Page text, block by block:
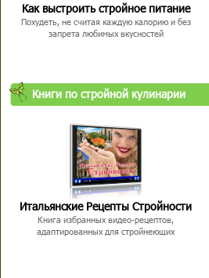
Как выстроить стройное питание
Похудеть, не считая каждую калорию и без
запрета любимых вкусностей
Книги по стройной кулинарии
Итальянские Рецепты Стройности
Книга избранных видео-рецептов,
адаптированных для стройнеющих